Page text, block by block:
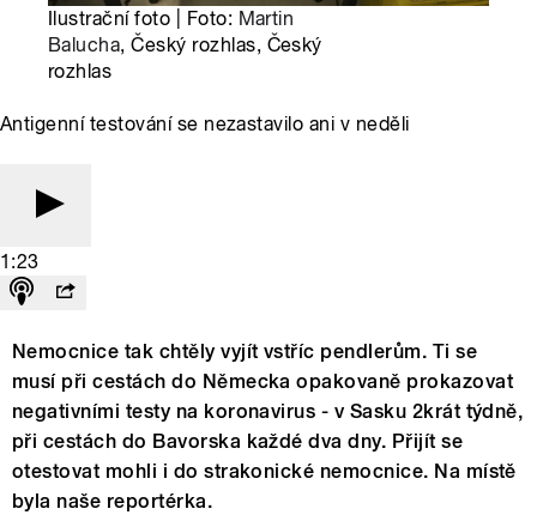
Ilustrační foto | Foto: Martin
Balucha, Český rozhlas, Český
rozhlas
Antigenní testování se nezastavilo ani v neděli
1:23
Nemocnice tak chtěly vyjít vstříc pendlerům. Ti se
musí při cestách do Německa opakovaně prokazovat
negativními testy na koronavirus - v Sasku 2krát týdně,
při cestách do Bavorska každé dva dny. Přijít se
otestovat mohli i do strakonické nemocnice. Na místě
byla naše reportérka.